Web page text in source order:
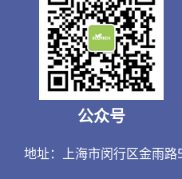
公众号
地址：上海市闵行区金雨